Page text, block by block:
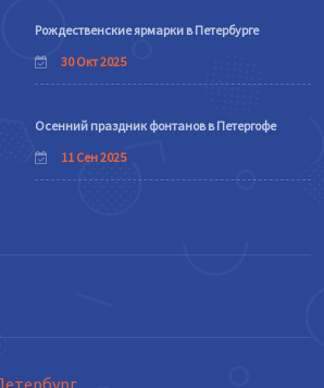
Рождественские ярмарки в Петербурге
30 Окт 2025
Осенний праздник фонтанов в Петергофе
11 Сен 2025